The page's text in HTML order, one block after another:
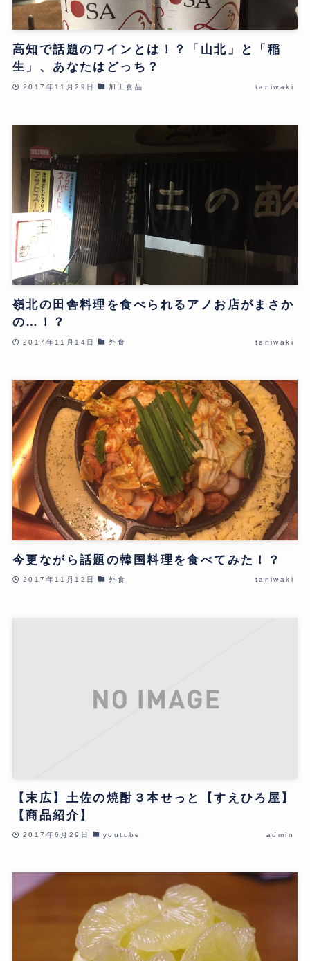
高知で話題のワインとは！？「山北」と「稲
生」、あなたはどっち？
2017年11月29日 加工食品 taniwaki
嶺北の田舎料理を食べられるアノお店がまさか
の…！？
2017年11月14日 外食 taniwaki
今更ながら話題の韓国料理を食べてみた！？
2017年11月12日 外食 taniwaki
【末広】土佐の焼酎３本せっと【すえひろ屋】
【商品紹介】
2017年6月29日 youtube admin